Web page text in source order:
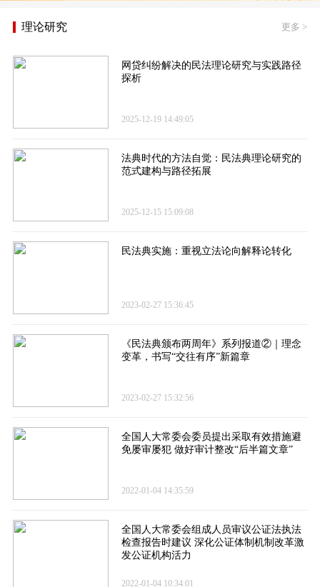
理论研究 更多 >
网贷纠纷解决的民法理论研究与实践路径
探析
2025-12-19 14:49:05
法典时代的方法自觉：民法典理论研究的
范式建构与路径拓展
2025-12-15 15:09:08
民法典实施：重视立法论向解释论转化
2023-02-27 15:36:45
《民法典颁布两周年》系列报道②｜理念
变革，书写“交往有序”新篇章
2023-02-27 15:32:56
全国人大常委会委员提出采取有效措施避
免屡审屡犯 做好审计整改“后半篇文章”
2022-01-04 14:35:59
全国人大常委会组成人员审议公证法执法
检查报告时建议 深化公证体制机制改革激
发公证机构活力
2022-01-04 10:34:01